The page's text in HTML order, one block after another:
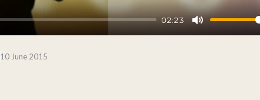
02:23
Mute
10 June 2015